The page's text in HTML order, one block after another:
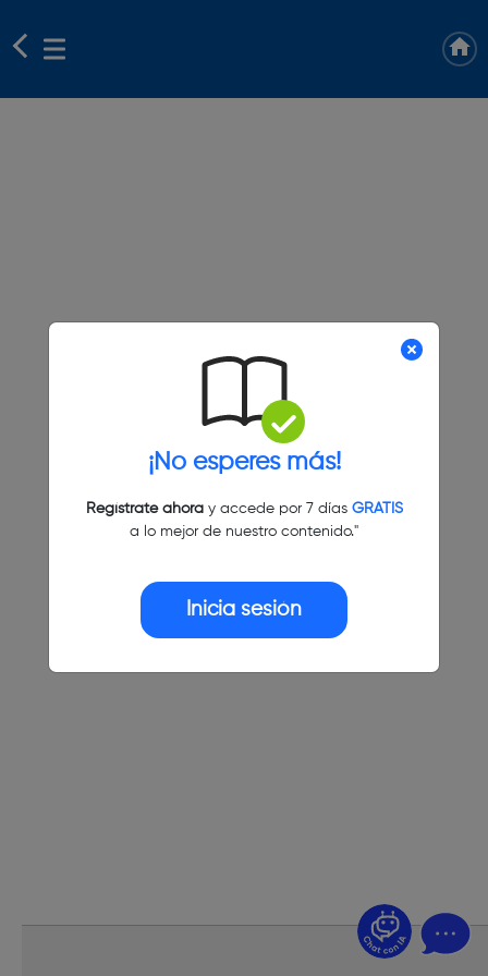
¡No esperes más!
Regístrate ahoray accede por 7 días GRATIS
a lo mejor de nuestro contenido."
Inicia sesión